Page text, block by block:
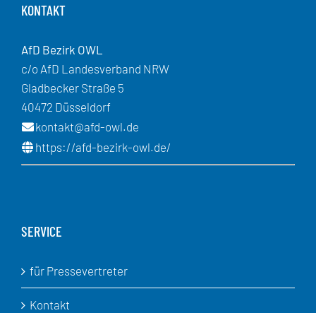
KONTAKT
AfD Bezirk OWL
c/o AfD Landesverband NRW
Gladbecker Straße 5
40472 Düsseldorf
kontakt@afd-owl.de
https://afd-bezirk-owl.de/
SERVICE
für Pressevertreter
Kontakt